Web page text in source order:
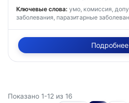
Ключевые слова: умо, комиссия,
заболевания, паразитарные
Подробнее
Показано 1-12 из 16